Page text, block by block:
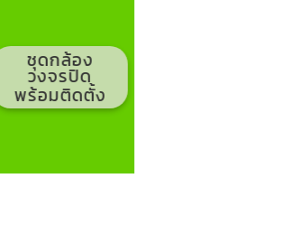
ชุดกล้อง
วงจรปิด
พร้อมติดตั้ง